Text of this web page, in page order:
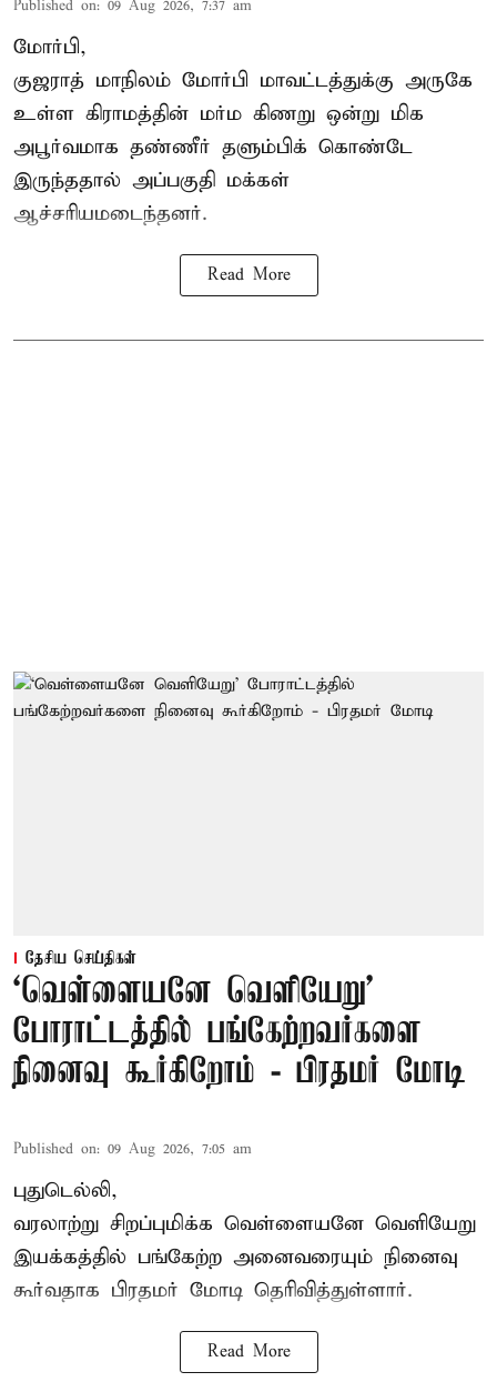
Published on: 09 Aug 2026, 7:37 am
மோர்பி,
குஜராத் மாநிலம் மோர்பி மாவட்டத்துக்கு அருகே
உள்ள கிராமத்தின் மர்ம கிணறு ஒன்று மிக
அபூர்வமாக தண்ணீர் தளும்பிக் கொண்டே
இருந்ததால் அப்பகுதி மக்கள்
ஆச்சரியமடைந்தனர்.
Read More
தேசிய செய்திகள்
‘வெள்ளையனே வெளியேறு’
போராட்டத்தில் பங்கேற்றவர்களை
நினைவு கூர்கிறோம் - பிரதமர் மோடி
Published on: 09 Aug 2026, 7:05 am
புதுடெல்லி,
வரலாற்று சிறப்புமிக்க வெள்ளையனே வெளியேறு
இயக்கத்தில் பங்கேற்ற அனைவரையும் நினைவு
கூர்வதாக பிரதமர் மோடி தெரிவித்துள்ளார்.
Read More